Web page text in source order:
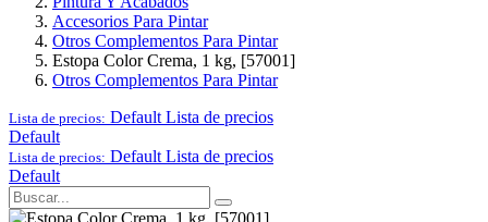
Accesorios Para Pintar
Otros Complementos Para Pintar
Estopa Color Crema, 1 kg, [57001]
Otros Complementos Para Pintar
Lista de precios: Default Lista de precios
Default
Lista de precios: Default Lista de precios
Default